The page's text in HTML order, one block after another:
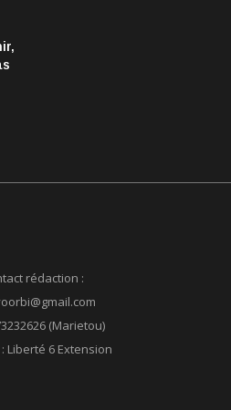
rédaction :
(Marietou)
Liberté 6 Extension